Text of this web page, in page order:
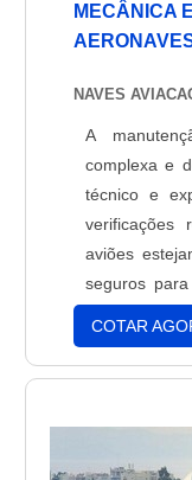
MECÂNICA
NAVES
A
complexa e
técnico e
verificações
aviões
seguros
de aviões
sistemas, a
e a
padrões de
aviões é
COTAR